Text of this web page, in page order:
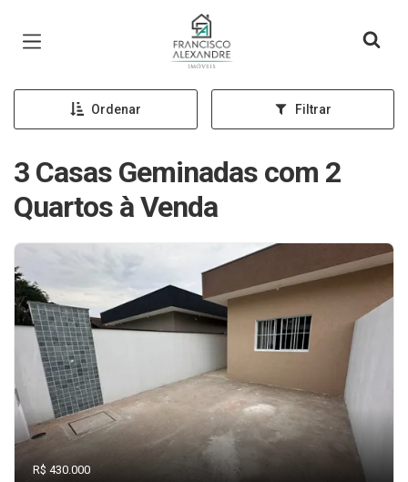
Página inicial
Ordenar Filtrar
3 Casas Geminadas com 2
Quartos à Venda
R$ 430.000